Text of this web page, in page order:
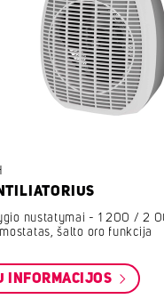
nustatymai - 1 200 / 2
šalto oro funkcija
INFORMACIJOS